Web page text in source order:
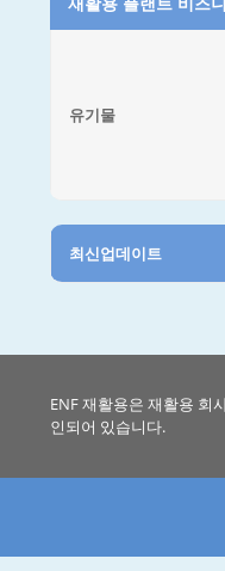
유기물
최신업데이트
ENF 재활용은 재활용 회
인되어 있습니다.